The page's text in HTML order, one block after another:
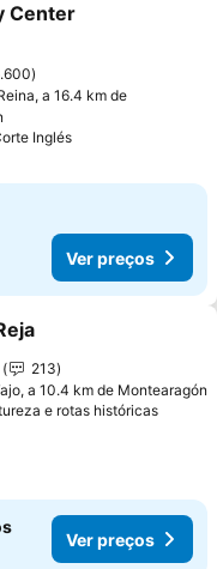
aos favoritos
Center
a 16.4 km de
InglésVer preços
Ver preços
aos favoritos
213
a 10.4 km de Montearagón
e rotas históricasVer
Ver preços